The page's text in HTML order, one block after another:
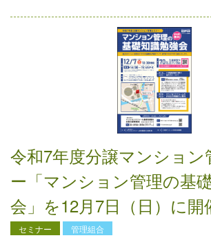
令和7年度分譲マンション
ー「マンション管理の基
会」を12⽉7⽇（⽇）に開
セミナー 管理組合